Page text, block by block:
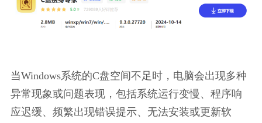
当Windows系统的C盘空间不足时，电脑会出现多种
异常现象或问题表现，包括系统运行变慢、程序响
应迟缓、频繁出现错误提示、无法安装或更新软